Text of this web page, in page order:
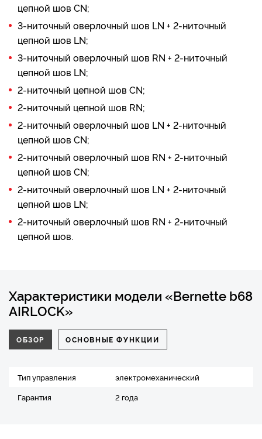
цепной шов СN;
3-ниточный оверлочный шов LN + 2-ниточный
цепной шов LN;
3-ниточный оверлочный шов RN + 2-ниточный
цепной шов LN;
2-ниточный цепной шов СN;
2-ниточный цепной шов RN;
2-ниточный оверлочный шов LN + 2-ниточный
цепной шов СN;
2-ниточный оверлочный шов RN + 2-ниточный
цепной шов СN;
2-ниточный оверлочный шов LN + 2-ниточный
цепной шов LN;
2-ниточный оверлочный шов RN + 2-ниточный
цепной шов.
Характеристики модели «Bernette b68
AIRLOCK»
ОБЗОР ОСНОВНЫЕ ФУНКЦИИ
Тип управления
электромеханический
Гарантия
2 года